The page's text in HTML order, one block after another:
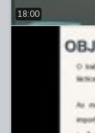
18:00